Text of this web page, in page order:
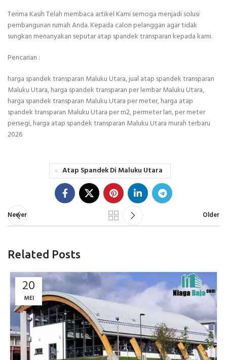
Terima Kasih Telah membaca artikel Kami semoga menjadi solusi
pembangunan rumah Anda. Kepada calon pelanggan agar tidak
sungkan menanyakan seputar atap spandek transparan kepada kami.
Pencarian :
harga spandek transparan Maluku Utara, jual atap spandek transparan
Maluku Utara, harga spandek transparan per lembar Maluku Utara,
harga spandek transparan Maluku Utara per meter, harga atap
spandek transparan Maluku Utara per m2, permeter lari, per meter
persegi, harga atap spandek transparan Maluku Utara murah terbaru
2026
Atap Spandek Di Maluku Utara
Newer Older
Related Posts
20
MEI